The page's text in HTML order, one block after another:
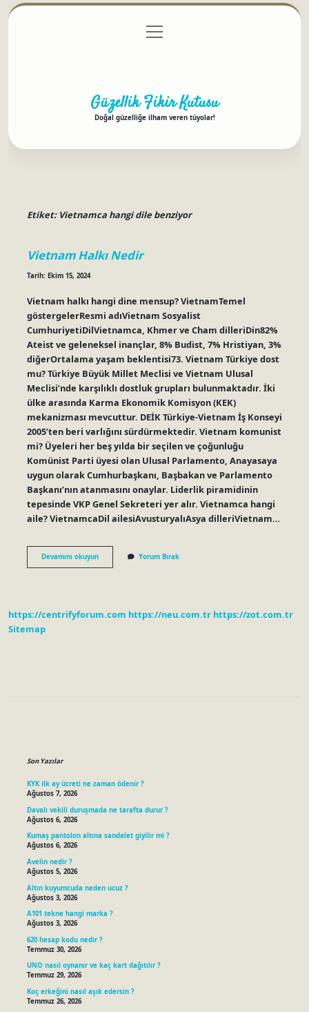
Gizlilik Politikası
menüyü
aç
Güzellik Fikir Kutusu
Doğal güzelliğe ilham veren tüyolar!
Etiket: Vietnamca hangi dile benziyor
Vietnam Halkı Nedir
Tarih: Ekim 15, 2024
Vietnam halkı hangi dine mensup? VietnamTemel
göstergelerResmi adıVietnam Sosyalist
CumhuriyetiDilVietnamca, Khmer ve Cham dilleriDin82%
Ateist ve geleneksel inançlar, 8% Budist, 7% Hristiyan, 3%
diğerOrtalama yaşam beklentisi73. Vietnam Türkiye dost
mu? Türkiye Büyük Millet Meclisi ve Vietnam Ulusal
Meclisi’nde karşılıklı dostluk grupları bulunmaktadır. İki
ülke arasında Karma Ekonomik Komisyon (KEK)
mekanizması mevcuttur. DEİK Türkiye-Vietnam İş Konseyi
2005’ten beri varlığını sürdürmektedir. Vietnam komunist
mi? Üyeleri her beş yılda bir seçilen ve çoğunluğu
Komünist Parti üyesi olan Ulusal Parlamento, Anayasaya
uygun olarak Cumhurbaşkanı, Başbakan ve Parlamento
Başkanı’nın atanmasını onaylar. Liderlik piramidinin
tepesinde VKP Genel Sekreteri yer alır. Vietnamca hangi
aile? VietnamcaDil ailesiAvusturyalıAsya dilleriVietnam…
Devamını okuyunVietnam
Halkı
Yorum Bırak
https://centrifyforum.com https://neu.com.tr https://zot.com.tr
Sitemap
Son Yazılar
KYK ilk ay ücreti ne zaman ödenir ?
Ağustos 7, 2026
Davalı vekili duruşmada ne tarafta durur ?
Ağustos 6, 2026
Kumaş pantolon altına sandalet giyilir mi ?
Ağustos 6, 2026
Avelin nedir ?
Ağustos 5, 2026
Altın kuyumcuda neden ucuz ?
Ağustos 3, 2026
A101 tekne hangi marka ?
Ağustos 3, 2026
620 hesap kodu nedir ?
Temmuz 30, 2026
UNO nasıl oynanır ve kaç kart dağıtılır ?
Temmuz 29, 2026
Koç erkeğini nasıl aşık edersin ?
Temmuz 26, 2026